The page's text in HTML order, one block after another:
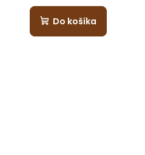
Do košíka